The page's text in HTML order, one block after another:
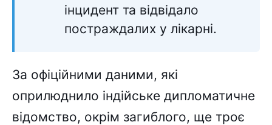
інцидент та відвідало
постраждалих у лікарні.
За офіційними даними, які
оприлюднило індійське дипломатичне
відомство, окрім загиблого, ще троє